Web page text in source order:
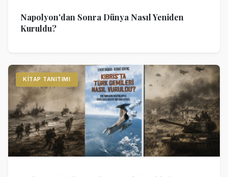
Napolyon'dan Sonra Dünya Nasıl Yeniden
Kuruldu?
KITAP TANITIMI